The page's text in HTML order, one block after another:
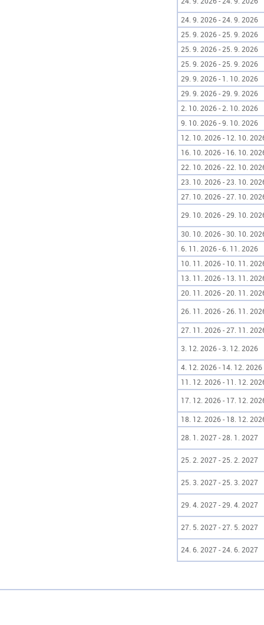
24. 9. 2026 - 24. 9. 2026
25. 9. 2026 - 25. 9. 2026
25. 9. 2026 - 25. 9. 2026
25. 9. 2026 - 25. 9. 2026
29. 9. 2026 - 1. 10. 2026
29. 9. 2026 - 29. 9. 2026
2. 10. 2026 - 2. 10. 2026
9. 10. 2026 - 9. 10. 2026
12. 10. 2026 - 12. 10.
16. 10. 2026 - 16. 10.
22. 10. 2026 - 22. 10.
23. 10. 2026 - 23. 10.
27. 10. 2026 - 27. 10.
29. 10. 2026 - 29. 10.
30. 10. 2026 - 30. 10.
6. 11. 2026 - 6. 11. 2026
10. 11. 2026 - 10. 11.
13. 11. 2026 - 13. 11.
20. 11. 2026 - 20. 11.
26. 11. 2026 - 26. 11.
27. 11. 2026 - 27. 11.
3. 12. 2026 - 3. 12. 2026
4. 12. 2026 - 14. 12. 2026
11. 12. 2026 - 11. 12.
17. 12. 2026 - 17. 12.
18. 12. 2026 - 18. 12.
28. 1. 2027 - 28. 1. 2027
25. 2. 2027 - 25. 2. 2027
25. 3. 2027 - 25. 3. 2027
29. 4. 2027 - 29. 4. 2027
27. 5. 2027 - 27. 5. 2027
24. 6. 2027 - 24. 6. 2027